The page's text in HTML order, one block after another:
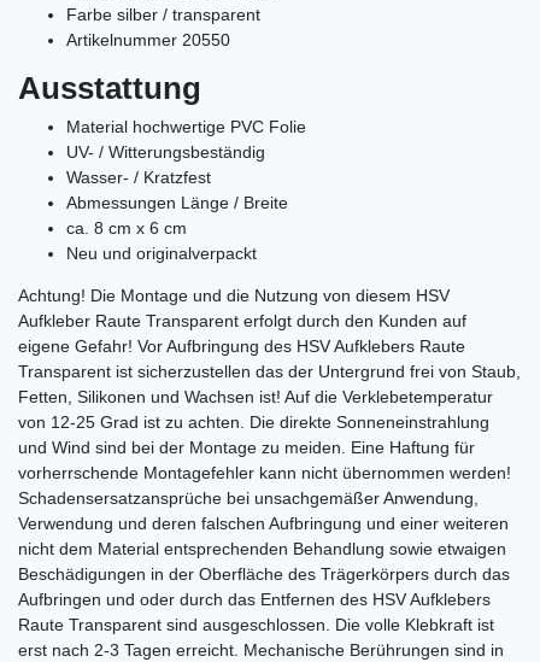
Farbe silber / transparent
Artikelnummer 20550
Ausstattung
Material hochwertige PVC Folie
UV- / Witterungsbeständig
Wasser- / Kratzfest
Abmessungen Länge / Breite
ca. 8 cm x 6 cm
Neu und originalverpackt
Achtung! Die Montage und die Nutzung von diesem HSV
Aufkleber Raute Transparent erfolgt durch den Kunden auf
eigene Gefahr! Vor Aufbringung des HSV Aufklebers Raute
Transparent ist sicherzustellen das der Untergrund frei von Staub,
Fetten, Silikonen und Wachsen ist! Auf die Verklebetemperatur
von 12-25 Grad ist zu achten. Die direkte Sonneneinstrahlung
und Wind sind bei der Montage zu meiden. Eine Haftung für
vorherrschende Montagefehler kann nicht übernommen werden!
Schadensersatzansprüche bei unsachgemäßer Anwendung,
Verwendung und deren falschen Aufbringung und einer weiteren
nicht dem Material entsprechenden Behandlung sowie etwaigen
Beschädigungen in der Oberfläche des Trägerkörpers durch das
Aufbringen und oder durch das Entfernen des HSV Aufklebers
Raute Transparent sind ausgeschlossen. Die volle Klebkraft ist
erst nach 2-3 Tagen erreicht. Mechanische Berührungen sind in